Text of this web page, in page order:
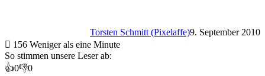
Torsten Schmitt (Pixelaffe)9. September 2010
156 Weniger als eine Minute
So stimmen unsere Leser ab:
👍0👎0